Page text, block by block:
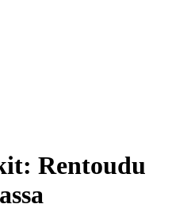
Rentoudu